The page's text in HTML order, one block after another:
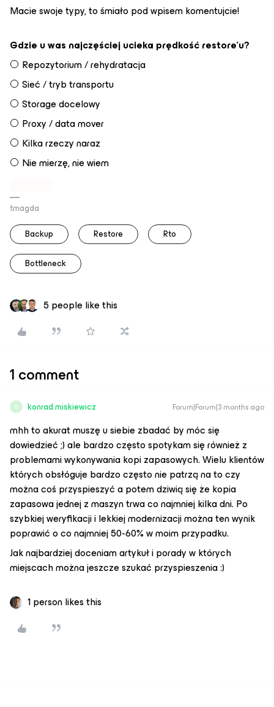
Macie swoje typy, to śmiało pod wpisem komentujcie!
Gdzie u was najczęściej ucieka prędkość restore'u?
Repozytorium / rehydratacja
Sieć / tryb transportu
Storage docelowy
Proxy / data mover
Kilka rzeczy naraz
Nie mierzę, nie wiem
tmagda
Backup
Restore Rto
Bottleneck
5 people like this
1 comment
K konrad.miskiewicz Forum|Forum|3 months ago
mhh to akurat muszę u siebie zbadać by móc się
dowiedzieć ;) ale bardzo często spotykam się również z
problemami wykonywania kopi zapasowych. Wielu klientów
których obsłóguje bardzo często nie patrzą na to czy
można coś przyspieszyć a potem dziwią się że kopia
zapasowa jednej z maszyn trwa co najmniej kilka dni. Po
szybkiej weryfikacji i lekkiej modernizacji można ten wynik
poprawić o co najmniej 50-60% w moim przypadku.
Jak najbardziej doceniam artykuł i porady w których
miejscach można jeszcze szukać przyspieszenia :)
1 person likes this